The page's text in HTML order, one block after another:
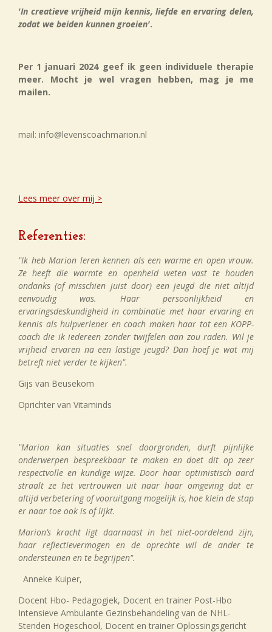
'In creatieve vrijheid mijn kennis, liefde en ervaring delen,
zodat we beiden kunnen groeien'.
Per 1 januari 2024 geef ik geen individuele therapie
meer. Mocht je wel vragen hebben, mag je me
mailen.
mail: info@levenscoachmarion.nl
Lees meer over mij >
Referenties:
"Ik heb Marion leren kennen als een warme en open vrouw.
Ze heeft die warmte en openheid weten vast te houden
ondanks (of misschien juist door) een jeugd die niet altijd
eenvoudig was. Haar persoonlijkheid en
ervaringsdeskundigheid in combinatie met haar ervaring en
kennis als hulpverlener en coach maken haar tot een KOPP-
coach die ik iedereen zonder twijfelen aan zou raden. Wil je
vrijheid ervaren na een lastige jeugd? Dan hoef je wat mij
betreft niet verder te kijken".
Gijs van Beusekom
Oprichter van Vitaminds
"Marion kan situaties snel doorgronden, durft pijnlijke
onderwerpen bespreekbaar te maken en doet dit op zeer
respectvolle en kundige wijze. Door haar optimistisch aard
straalt ze het vertrouwen uit naar haar omgeving dat er
altijd verbetering of vooruitgang mogelijk is, hoe klein de stap
er naar toe ook is of lijkt.
Marion’s kracht ligt daarnaast in het niet-oordelend zijn,
haar reflectievermogen en de oprechte wil de ander te
ondersteunen en te begrijpen".
Anneke Kuiper,
Docent Hbo- Pedagogiek, Docent en trainer Post-Hbo
Intensieve Ambulante Gezinsbehandeling van de NHL-
Stenden Hogeschool, Docent en trainer Oplossingsgericht